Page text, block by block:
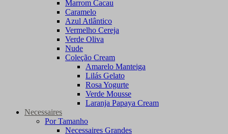
Marrom Cacau
Caramelo
Azul Atlântico
Vermelho Cereja
Verde Oliva
Nude
Coleção Cream
Amarelo Manteiga
Lilás Gelato
Rosa Yogurte
Verde Mousse
Laranja Papaya Cream
Necessaires
Por Tamanho
Necessaires Grandes